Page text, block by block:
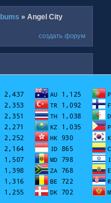
»Angel City
создать форум